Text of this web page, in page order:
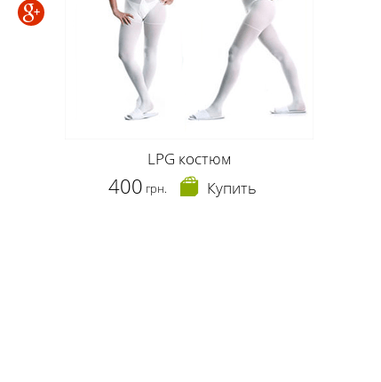
LPG костюм
400 грн. Купить